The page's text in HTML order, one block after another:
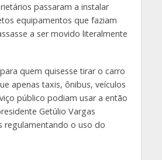
passaram a instalar
equipamentos que faziam
a ser movido literalmente
quem quisesse tirar o carro
apenas taxis, ônibus, veículos
público podiam usar a então
Getúlio Vargas
regulamentando o uso do